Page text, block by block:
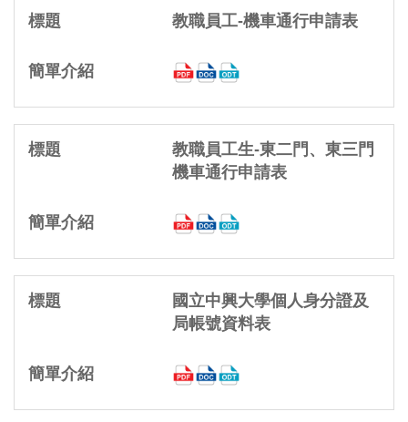
教職員工-機車通行申請表
教職員工生-東二門、東三門
機車通行申請表
國立中興大學個人身分證及
局帳號資料表